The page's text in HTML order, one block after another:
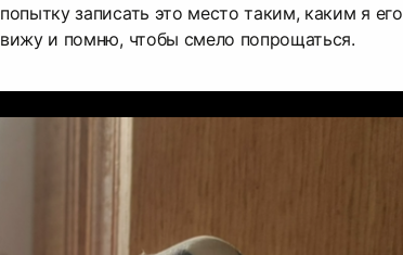
попытку записать это место таким, каким я его
вижу и помню, чтобы смело попрощаться.